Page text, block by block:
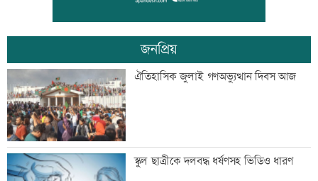
দেশের ৬ অঞ্চলে ভারী বর্ষণের আভাস
সিন্ডিকেট ভেঙে কৃষকদের লাভ নিশ্চিত করা
হবে: আইনমন্ত্রী
জনপ্রিয়
ঐতিহাসিক জুলাই গণঅভ্যুত্থান দিবস আজ
স্কুল ছাত্রীকে দলবদ্ধ ধর্ষণসহ ভিডিও ধারণ